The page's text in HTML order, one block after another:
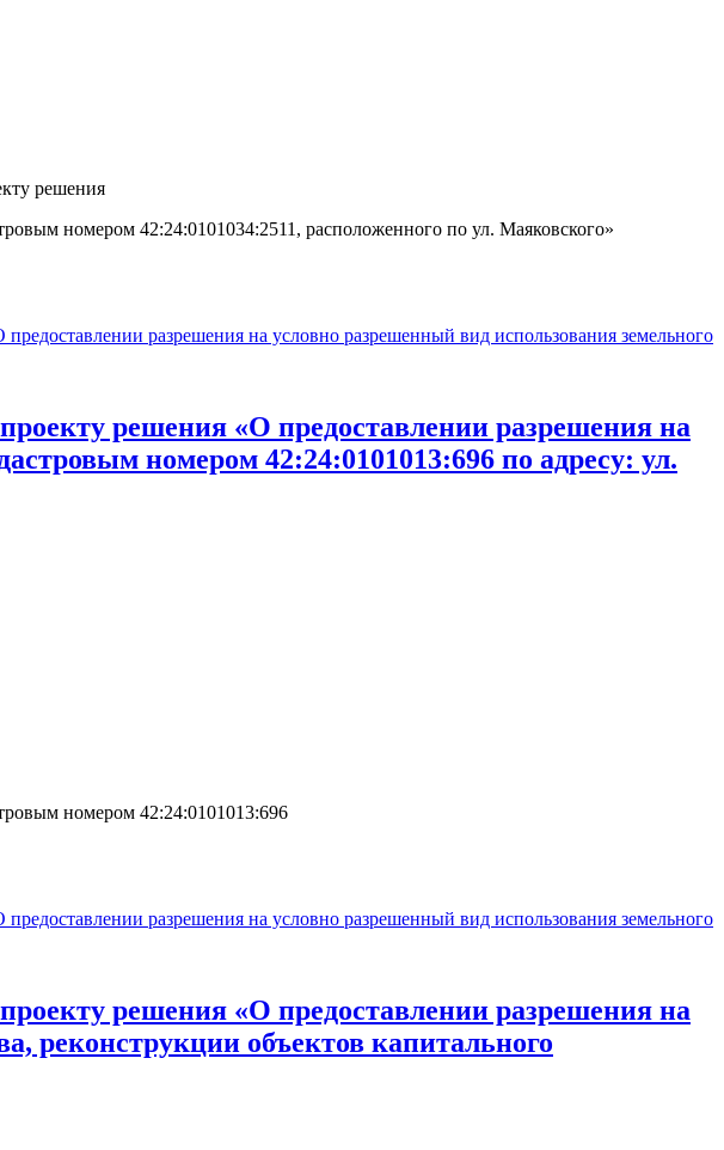
решения
номером 42:24:0101034:2511, расположенного по ул. Маяковского»
разрешения на условно разрешенный вид использования земельного
решения «О предоставлении разрешения на
номером 42:24:0101013:696 по адресу: ул.
номером 42:24:0101013:696
разрешения на условно разрешенный вид использования земельного
решения «О предоставлении разрешения на
реконструкции объектов капитального